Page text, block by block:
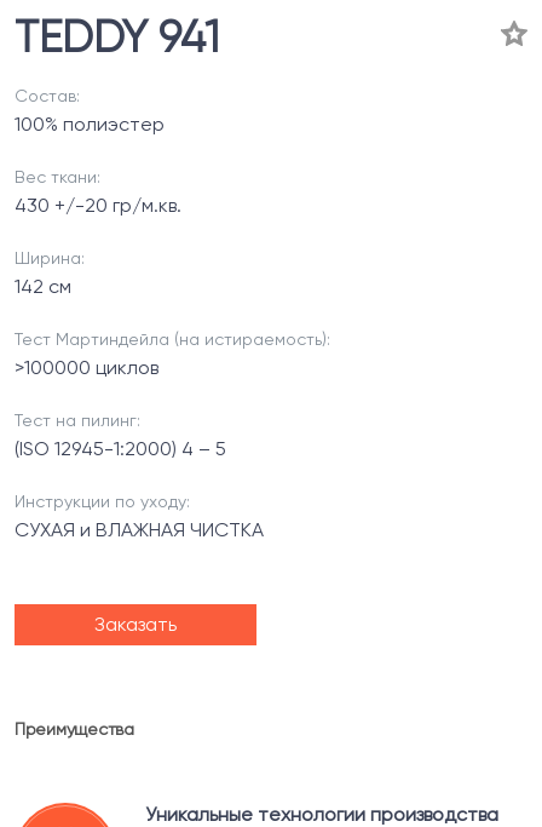
TEDDY 941
Состав:
100% полиэстер
Вес ткани:
430 +/-20 гр/м.кв.
Ширина:
142 см
Тест Мартиндейла (на истираемость):
>100000 циклов
Тест на пилинг:
(ISO 12945-1:2000) 4 – 5
Инструкции по уходу:
СУХАЯ и ВЛАЖНАЯ ЧИСТКА
Заказать
Преимущества
Уникальные технологии производства